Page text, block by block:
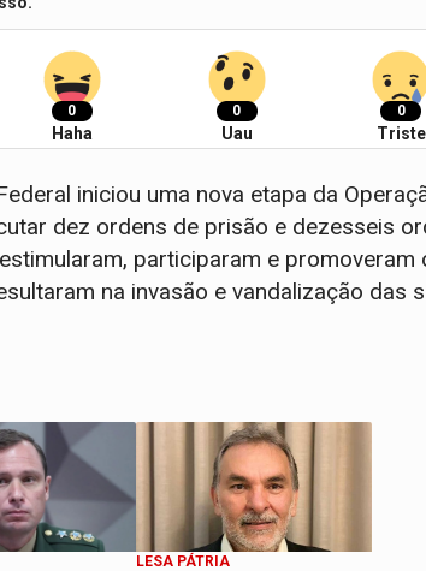
0
Haha
0
Uau
0
Triste
iniciou uma nova etapa da
dez ordens de prisão e dezesseis
participaram e
na invasão e vandalização das
LESA PÁTRIA